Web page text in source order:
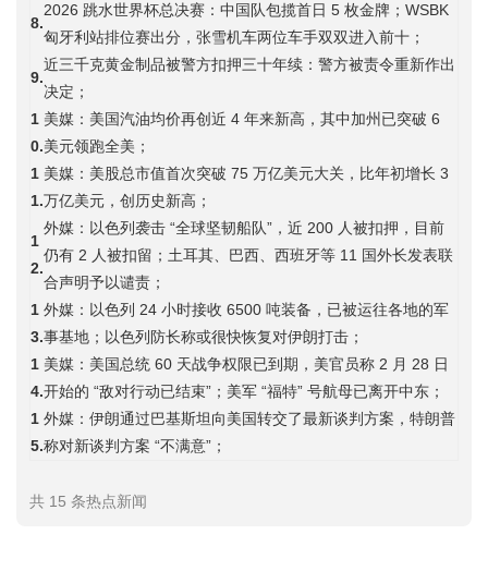
8.
2026 跳水世界杯总决赛：中国队包揽首日 5 枚金牌；WSBK
匈牙利站排位赛出分，张雪机车两位车手双双进入前十；
9.
近三千克黄金制品被警方扣押三十年续：警方被责令重新作出
决定；
1
0.
美媒：美国汽油均价再创近 4 年来新高，其中加州已突破 6
美元领跑全美；
1
1.
美媒：美股总市值首次突破 75 万亿美元大关，比年初增长 3
万亿美元，创历史新高；
1
2.
外媒：以色列袭击 “全球坚韧船队”，近 200 人被扣押，目前
仍有 2 人被扣留；土耳其、巴西、西班牙等 11 国外长发表联
合声明予以谴责；
1
3.
外媒：以色列 24 小时接收 6500 吨装备，已被运往各地的军
事基地；以色列防长称或很快恢复对伊朗打击；
1
4.
美媒：美国总统 60 天战争权限已到期，美官员称 2 月 28 日
开始的 “敌对行动已结束”；美军 “福特” 号航母已离开中东；
1
5.
外媒：伊朗通过巴基斯坦向美国转交了最新谈判方案，特朗普
称对新谈判方案 “不满意”；
共 15 条热点新闻